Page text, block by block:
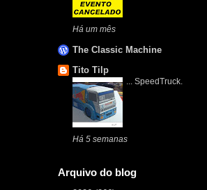
Há um mês
The Classic Machine
Tito Tilp
... SpeedTruck.
Há 5 semanas
Arquivo do blog